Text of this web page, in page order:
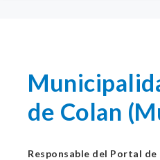
de Colan
Responsable del Portal de